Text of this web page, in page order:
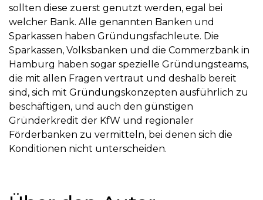
sollten diese zuerst genutzt werden, egal bei
welcher Bank. Alle genannten Banken und
Sparkassen haben Gründungsfachleute. Die
Sparkassen, Volksbanken und die Commerzbank in
Hamburg haben sogar spezielle Gründungsteams,
die mit allen Fragen vertraut und deshalb bereit
sind, sich mit Gründungskonzepten ausführlich zu
beschäftigen, und auch den günstigen
Gründerkredit der KfW und regionaler
Förderbanken zu vermitteln, bei denen sich die
Konditionen nicht unterscheiden.